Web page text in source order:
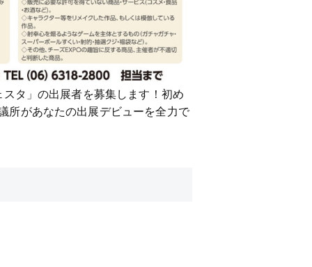
タ」の出展者を募集します！初め
所があなたの出展デビューを全力で